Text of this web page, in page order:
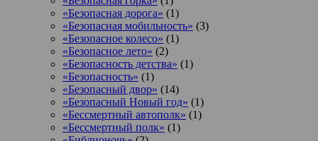
«Безопасная дорога» (1)
«Безопасная мобильность» (3)
«Безопасное колесо» (1)
«Безопасное лето» (2)
«Безопасность детства» (1)
«Безопасность» (1)
«Безопасный двор» (14)
«Безопасный Новый год» (1)
«Бессмертный автополк» (1)
«Бессмертный полк» (1)